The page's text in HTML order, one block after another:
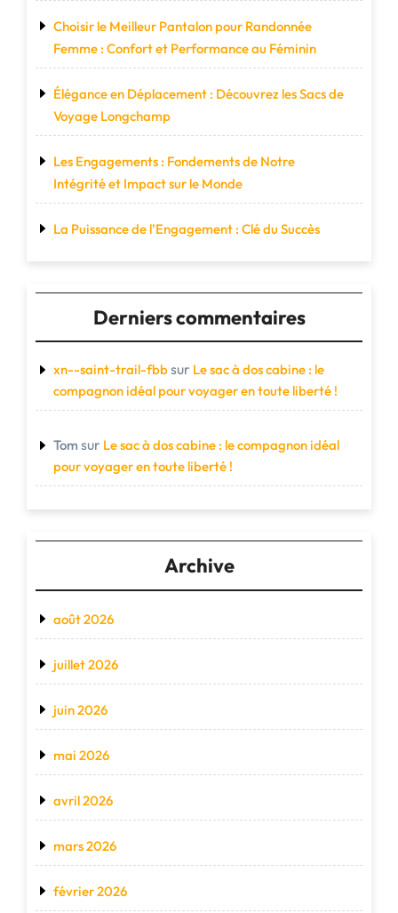
Choisir le Meilleur Pantalon pour Randonnée
Femme : Confort et Performance au Féminin
Élégance en Déplacement : Découvrez les Sacs de
Voyage Longchamp
Les Engagements : Fondements de Notre
Intégrité et Impact sur le Monde
La Puissance de l’Engagement : Clé du Succès
Derniers commentaires
xn--saint-trail-fbbsur Le sac à dos cabine : le
compagnon idéal pour voyager en toute liberté !
Tom sur Le sac à dos cabine : le compagnon idéal
pour voyager en toute liberté !
Archive
août 2026
juillet 2026
juin 2026
mai 2026
avril 2026
mars 2026
février 2026